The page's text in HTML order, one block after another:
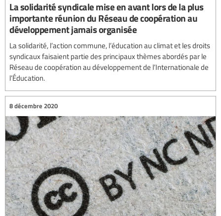
La solidarité syndicale mise en avant lors de la plus
importante réunion du Réseau de coopération au
développement jamais organisée
La solidarité, l’action commune, l’éducation au climat et les droits
syndicaux faisaient partie des principaux thèmes abordés par le
Réseau de coopération au développement de l’Internationale de
l’Éducation.
8 décembre 2020